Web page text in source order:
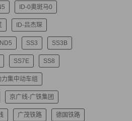
ID-0奥斑马0
ID-吕杰琛
ND5 SS3 SS3B
SS7E SS8
力集中动车组
京广线-广铁集团
广茂铁路 德国铁路